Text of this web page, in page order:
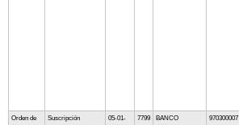
Orden de
Suscripción
05-01-
7799
BANCO
970300007